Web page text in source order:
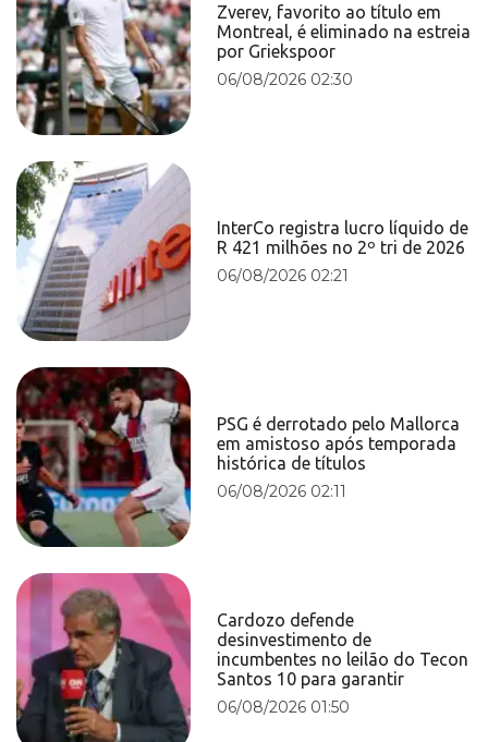
Zverev, favorito ao título em
Montreal, é eliminado na estreia
por Griekspoor
06/08/2026 02:30
InterCo registra lucro líquido de
R 421 milhões no 2º tri de 2026
06/08/2026 02:21
PSG é derrotado pelo Mallorca
em amistoso após temporada
histórica de títulos
06/08/2026 02:11
Cardozo defende
desinvestimento de
incumbentes no leilão do Tecon
Santos 10 para garantir
06/08/2026 01:50